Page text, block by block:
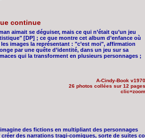
continue
aimait se déguiser, mais ce qui n’était qu’un jeu
[DP] ; ce que montre cet album d’enfance où
images la représentant : "c’est moi", affirmation
par une quête d’identité, dans un jeu sur sa
qui la transforment en plusieurs personnages ;
A-Cindy-Book v1970
26 photos collées sur 12 pages
clic=zoom
des fictions en multipliant des personnages
des narrations tragi-comiques, sorte de suites